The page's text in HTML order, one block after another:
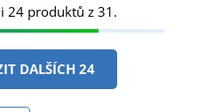
24 produktů z 31.
DALŠÍCH 24